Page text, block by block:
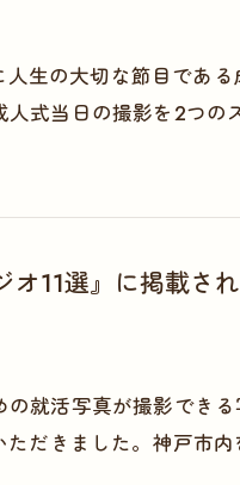
生の大切な節目である
式当日の撮影を2つの
オ11選』に掲載さ
就活写真が撮影できる
だきました。神戸市内